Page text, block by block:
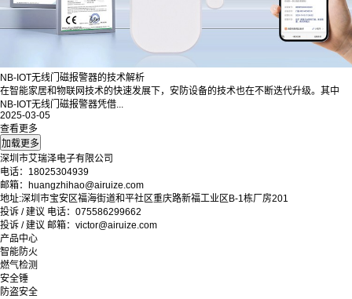
NB-IOT无线门磁报警器的技术解析
在智能家居和物联网技术的快速发展下，安防设备的技术也在不断迭代升级。其中
NB-IOT无线门磁报警器凭借...
2025-03-05
查看更多
深圳市艾瑞泽电子有限公司
电话：18025304939
邮箱：huangzhihao@airuize.com
地址:深圳市宝安区福海街道和平社区重庆路新福工业区B-1栋厂房201
投诉 / 建议 电话：075586299662
投诉 / 建议 邮箱：victor@airuize.com
产品中心
智能防火
燃气检测
安全锤
防盗安全